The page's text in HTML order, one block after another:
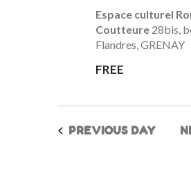
Espace culturel
Coutteure 28bis,
Flandres, GRENAY
FREE
PREVIOUS DAY